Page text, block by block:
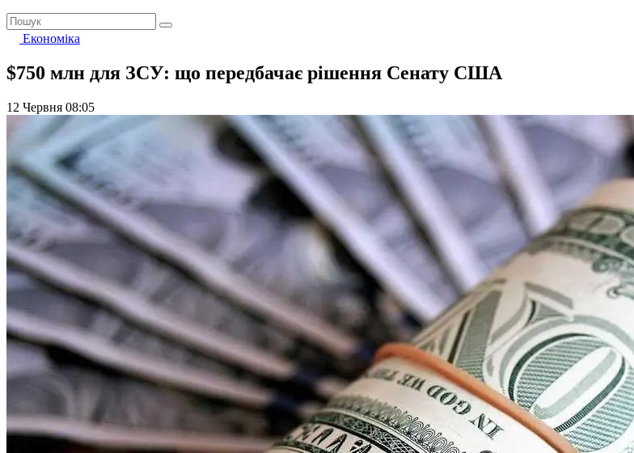
Економіка
$750 млн для ЗСУ: що передбачає рішення Сенату США
12 Червня 08:05